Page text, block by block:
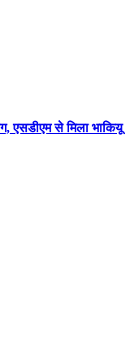
एसडीएम से मिला भाकियू